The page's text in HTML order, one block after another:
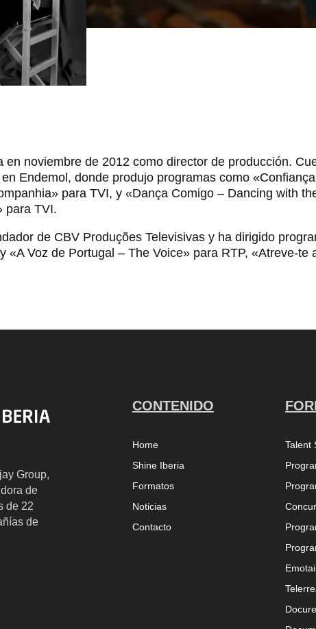
en noviembre de 2012 como director de producción.
Endemol, donde produjo programas como
para TVI, y «Dança Comigo – Dancing with
para TVI.
de CBV Produções Televisivas y ha dirigido
«A Voz de Portugal – The Voice» para RTP, «Atreve-
Group,
de
de 22
de
CONTENIDO
Home
Shine Iberia
Formatos
Noticias
Contacto
Talent